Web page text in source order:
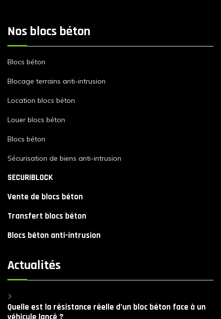
Nos blocs béton
Blocs béton
Blocage terrains anti-intrusion
Location blocs béton
Louer blocs béton
Blocs béton
Sécurisation de biens anti-intrusion
SECURIBLOCK
Vente de blocs béton
Transfert blocs béton
Blocs béton anti-intrusion
Actualités
Quelle est la résistance réelle d’un bloc béton face à un
véhicule lancé ?